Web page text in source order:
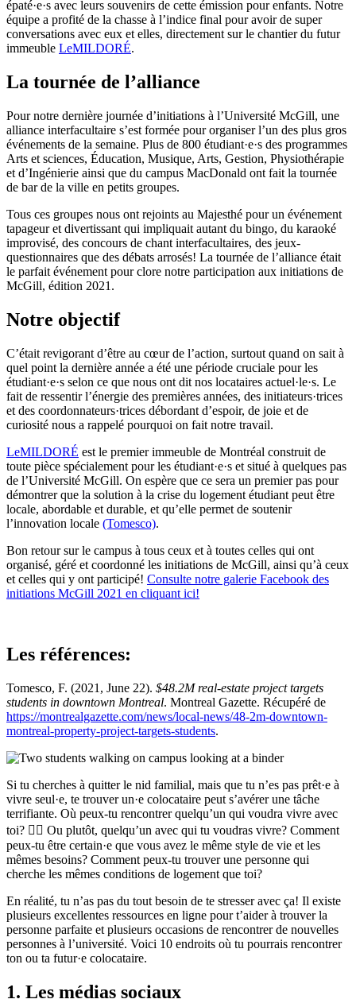
épaté·e·s avec leurs souvenirs de cette émission pour enfants. Notre
équipe a profité de la chasse à l’indice final pour avoir de super
conversations avec eux et elles, directement sur le chantier du futur
immeuble LeMILDORÉ.
La tournée de l’alliance
Pour notre dernière journée d’initiations à l’Université McGill, une
alliance interfacultaire s’est formée pour organiser l’un des plus gros
événements de la semaine. Plus de 800 étudiant·e·s des programmes
Arts et sciences, Éducation, Musique, Arts, Gestion, Physiothérapie
et d’Ingénierie ainsi que du campus MacDonald ont fait la tournée
de bar de la ville en petits groupes.
Tous ces groupes nous ont rejoints au Majesthé pour un événement
tapageur et divertissant qui impliquait autant du bingo, du karaoké
improvisé, des concours de chant interfacultaires, des jeux-
questionnaires que des débats arrosés! La tournée de l’alliance était
le parfait événement pour clore notre participation aux initiations de
McGill, édition 2021.
Notre objectif
C’était revigorant d’être au cœur de l’action, surtout quand on sait à
quel point la dernière année a été une période cruciale pour les
étudiant·e·s selon ce que nous ont dit nos locataires actuel·le·s. Le
fait de ressentir l’énergie des premières années, des initiateurs·trices
et des coordonnateurs·trices débordant d’espoir, de joie et de
curiosité nous a rappelé pourquoi on fait notre travail.
LeMILDORÉ est le premier immeuble de Montréal construit de
toute pièce spécialement pour les étudiant·e·s et situé à quelques pas
de l’Université McGill. On espère que ce sera un premier pas pour
démontrer que la solution à la crise du logement étudiant peut être
locale, abordable et durable, et qu’elle permet de soutenir
l’innovation locale (Tomesco).
Bon retour sur le campus à tous ceux et à toutes celles qui ont
organisé, géré et coordonné les initiations de McGill, ainsi qu’à ceux
et celles qui y ont participé! Consulte notre galerie Facebook des
initiations McGill 2021 en cliquant ici!
Les références:
Tomesco, F. (2021, June 22). $48.2M real-estate project targets
students in downtown Montreal. Montreal Gazette. Récupéré de
https://montrealgazette.com/news/local-news/48-2m-downtown-
montreal-property-project-targets-students.
Si tu cherches à quitter le nid familial, mais que tu n’es pas prêt·e à
vivre seul·e, te trouver un·e colocataire peut s’avérer une tâche
terrifiante. Où peux-tu rencontrer quelqu’un qui voudra vivre avec
toi? 🤷‍♂️ Ou plutôt, quelqu’un avec qui tu voudras vivre? Comment
peux-tu être certain·e que vous avez le même style de vie et les
mêmes besoins? Comment peux-tu trouver une personne qui
cherche les mêmes conditions de logement que toi?
En réalité, tu n’as pas du tout besoin de te stresser avec ça! Il existe
plusieurs excellentes ressources en ligne pour t’aider à trouver la
personne parfaite et plusieurs occasions de rencontrer de nouvelles
personnes à l’université. Voici 10 endroits où tu pourrais rencontrer
ton ou ta futur·e colocataire.
1. Les médias sociaux